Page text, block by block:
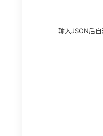
输入JSON后